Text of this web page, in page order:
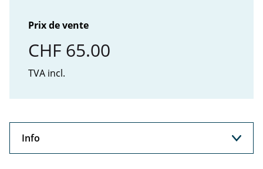
Prix de vente
CHF 65.00
TVA incl.
Info